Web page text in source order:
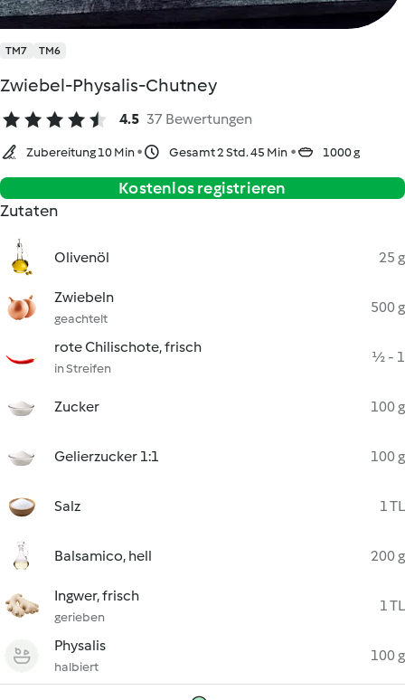
TM7 TM6
Zwiebel-Physalis-Chutney
4.5 37 Bewertungen
Zubereitung 10 Min Gesamt 2 Std. 45 Min 1000 g
Kostenlos registrieren
Zutaten
Olivenöl 25 g
Zwiebeln
geachtelt
500 g
rote Chilischote, frisch
in Streifen
½ - 1
Zucker 100 g
Gelierzucker 1:1 100 g
Salz 1 TL
Balsamico, hell 200 g
Ingwer, frisch
gerieben
1 TL
Physalis
halbiert
100 g